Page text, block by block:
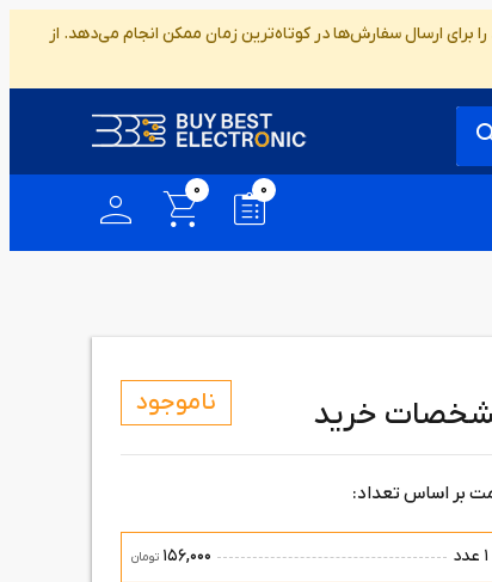
ارسال سفارش‌ها در کوتاه‌ترین زمان ممکن انجام می‌دهد. از
0
0
خرید ناموجود
بر اساس تعداد:
156,000 تومان